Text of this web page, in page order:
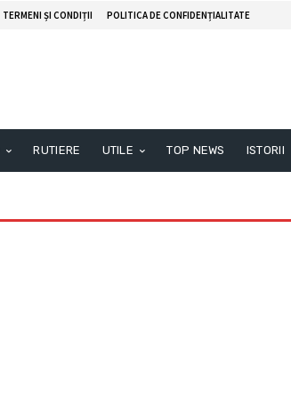
TERMENI ȘI CONDIȚII POLITICA DE CONFIDENȚIALITATE
RUTIERE UTILE TOP NEWS ISTORII